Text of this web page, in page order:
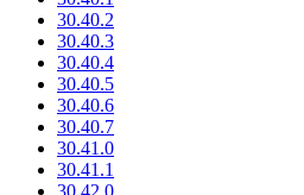
30.40.2
30.40.3
30.40.4
30.40.5
30.40.6
30.40.7
30.41.0
30.41.1
30.42.0